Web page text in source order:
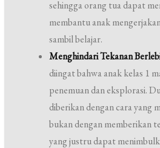
sehingga orang tua dapat
membantu anak
sambil belajar.
Menghindari Tekanan
diingat bahwa anak kelas 1
penemuan dan eksplorasi.
diberikan dengan cara yang
bukan dengan memberikan
yang justru dapat